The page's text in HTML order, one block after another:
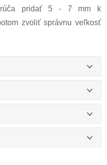
pridať 5 - 7 mm k
zvoliť správnu veľkosť